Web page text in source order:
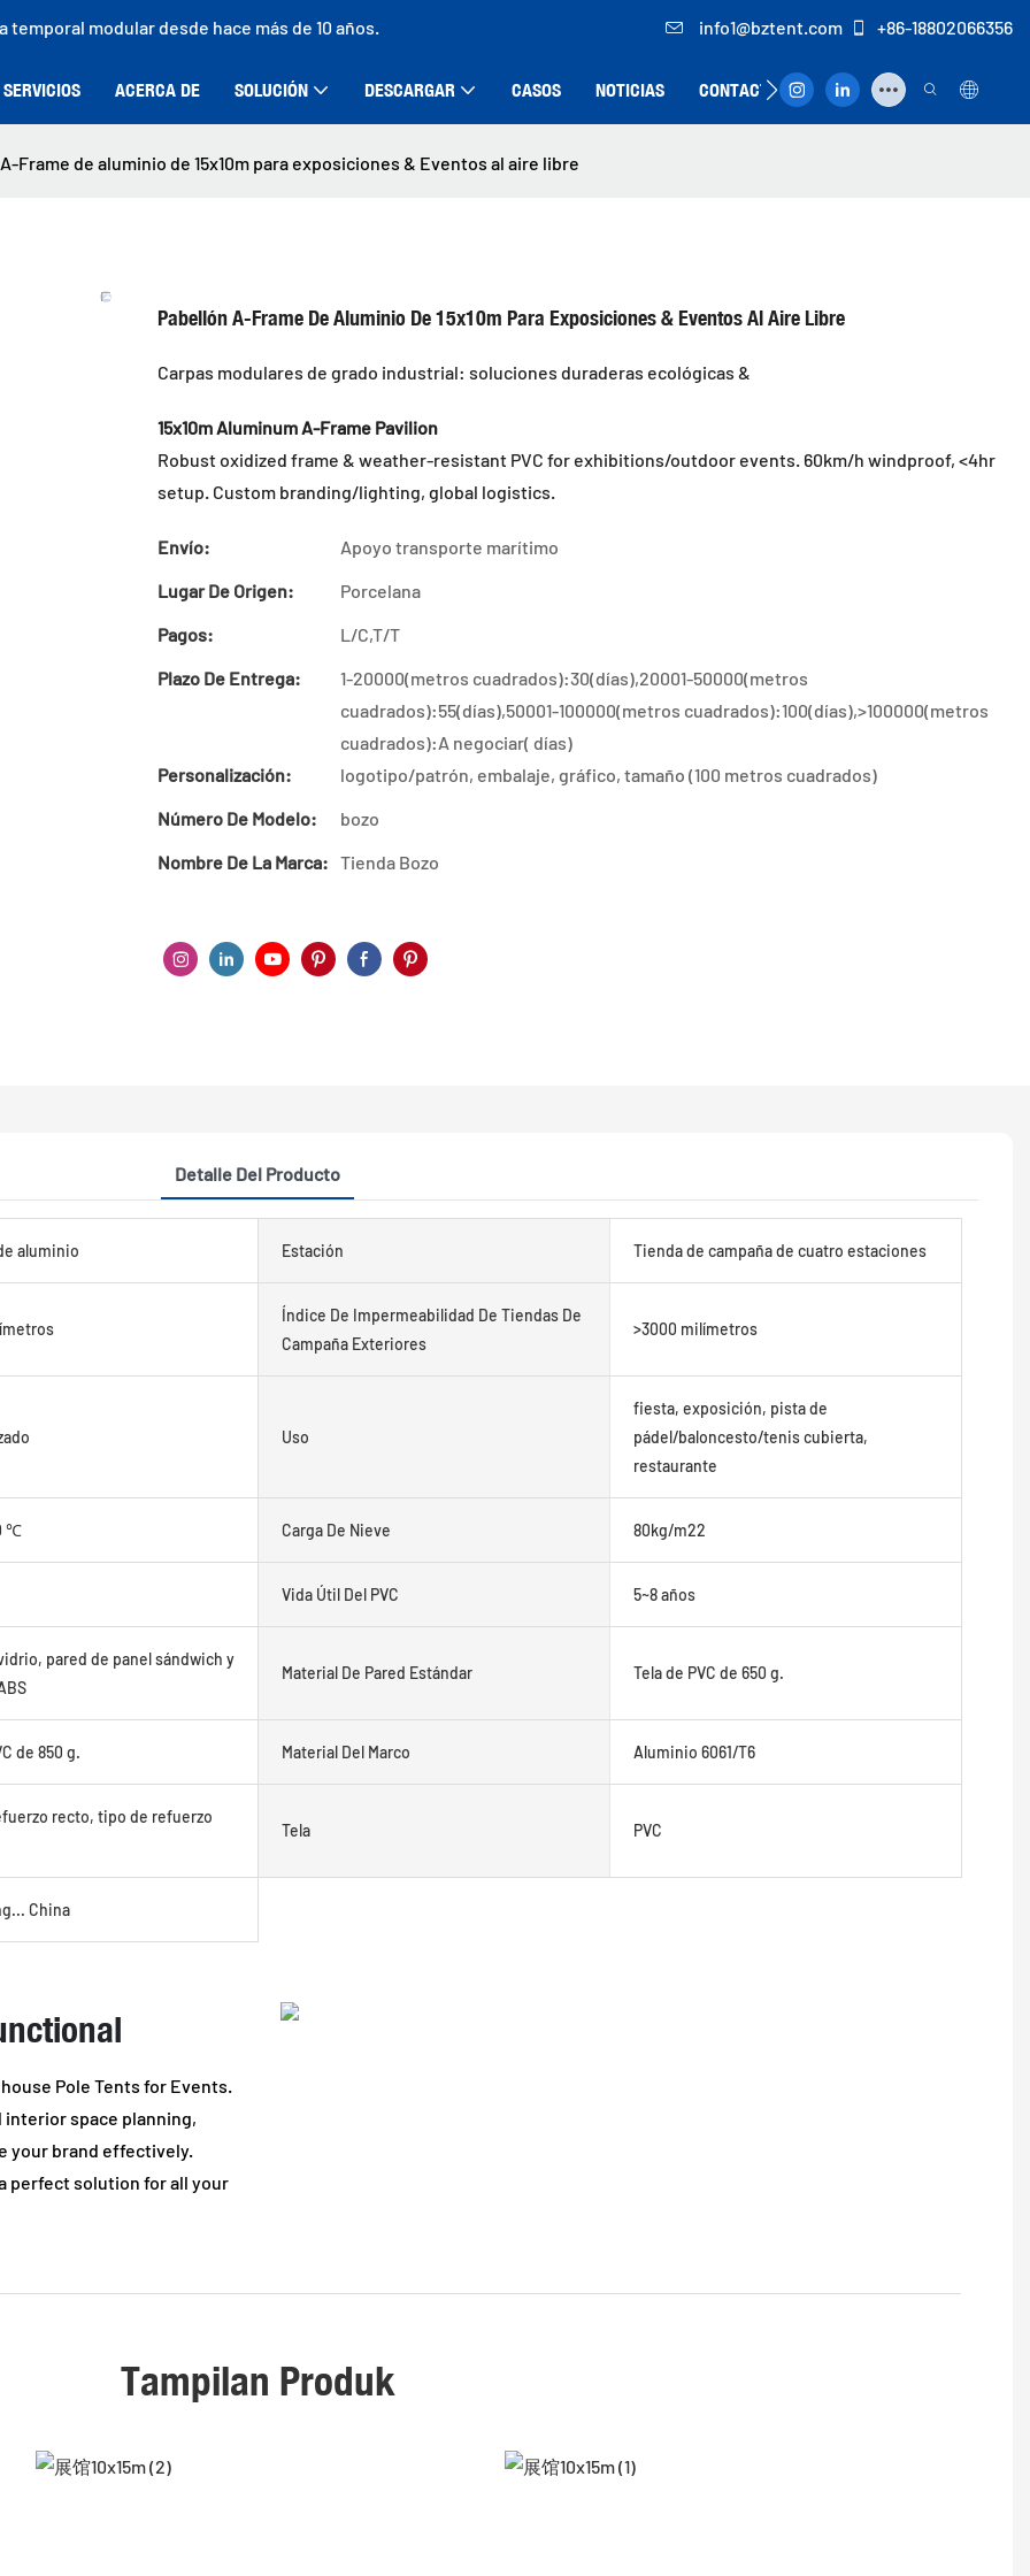
modular desde hace más de 10 años. info1@bztent.com +86-18802066356
SERVICIOS ACERCA DE SOLUCIÓN DESCARGAR CASOS NOTICIAS CONTACTO
Frame de aluminio de 15x10m para exposiciones & Eventos al aire libre
Pabellón A-Frame De Aluminio De 15x10m Para Exposiciones & Eventos Al Aire Libre
Carpas modulares de grado industrial: soluciones duraderas ecológicas &
15x10m Aluminum A-Frame Pavilion
Robust oxidized frame & weather-resistant PVC for exhibitions/outdoor events. 60km/h windproof, <4hr
setup. Custom branding/lighting, global logistics.
Envío:
Apoyo transporte marítimo
Lugar De Origen:
Porcelana
Pagos:
L/C,T/T
Plazo De Entrega:
1-20000(metros cuadrados):30(días),20001-50000(metros
cuadrados):55(días),50001-100000(metros cuadrados):100(días),>100000(metros
cuadrados):A negociar( días)
Personalización:
logotipo/patrón, embalaje, gráfico, tamaño (100 metros cuadrados)
Número De Modelo:
bozo
Nombre De La Marca: Tienda Bozo
Detalle Del Producto
aluminio Estación Tienda de campaña de cuatro estaciones
Índice De Impermeabilidad De Tiendas De
Campaña Exteriores
>3000 milímetros
Uso
fiesta, exposición, pista de
pádel/baloncesto/tenis cubierta,
restaurante
℃ Carga De Nieve 80kg/m22
Vida Útil Del PVC 5~8 años
pared de panel sándwich y
Material De Pared Estándar Tela de PVC de 650 g.
de 850 g. Material Del Marco Aluminio 6061/T6
recto, tipo de refuerzo
Tela PVC
China
Pole Tents for Events.
space planning,
your brand effectively.
perfect solution for all your
Tampilan Produk